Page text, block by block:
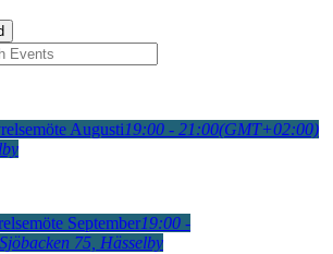
Augusti19:00 - 21:00(GMT+02:00)
September19:00 -
Sjöbacken 75, Hässelby